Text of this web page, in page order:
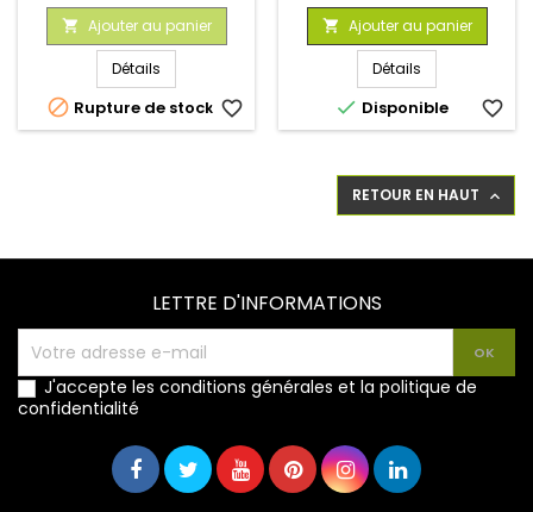
de
base
 Ajouter au panier
Détails
 Rupture de stock favorite_border
de
base
 Ajouter au panier
Détails
 Disponible favorite_border
RETOUR EN HAUT 
LETTRE D'INFORMATIONS
J'accepte les conditions générales et la politique de
confidentialité